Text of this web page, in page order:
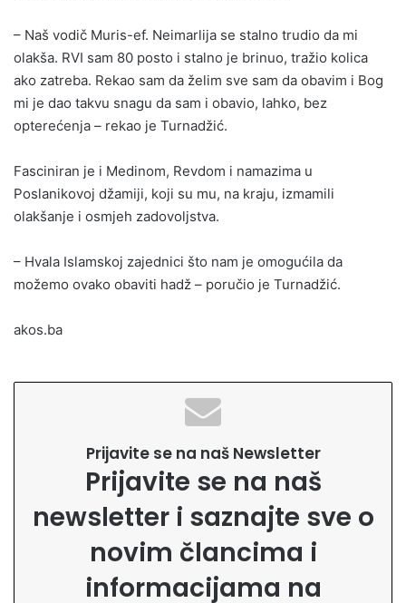
– Naš vodič Muris-ef. Neimarlija se stalno trudio da mi
olakša. RVI sam 80 posto i stalno je brinuo, tražio kolica
ako zatreba. Rekao sam da želim sve sam da obavim i Bog
mi je dao takvu snagu da sam i obavio, lahko, bez
opterećenja – rekao je Turnadžić.
Fasciniran je i Medinom, Revdom i namazima u
Poslanikovoj džamiji, koji su mu, na kraju, izmamili
olakšanje i osmjeh zadovoljstva.
– Hvala Islamskoj zajednici što nam je omogućila da
možemo ovako obaviti hadž – poručio je Turnadžić.
akos.ba
Prijavite se na naš Newsletter
Prijavite se na naš
newsletter i saznajte sve o
novim člancima i
informacijama na